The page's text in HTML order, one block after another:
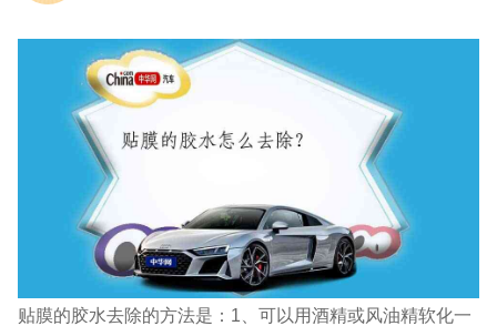
贴膜的胶水去除的方法是：1、可以用酒精或风油精软化一